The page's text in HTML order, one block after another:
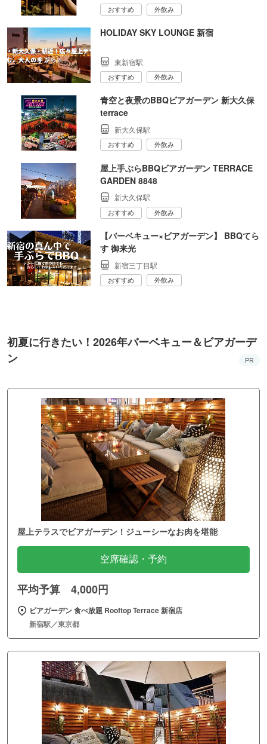
おすすめ 外飲み
HOLIDAY SKY LOUNGE 新宿
東新宿駅
おすすめ 外飲み
青空と夜景のBBQビアガーデン 新大久保
terrace
新大久保駅
おすすめ 外飲み
屋上手ぶらBBQビアガーデン TERRACE
GARDEN 8848
新大久保駅
おすすめ 外飲み
【バーベキュー×ビアガーデン】 BBQてら
す 御来光
新宿三丁目駅
おすすめ 外飲み
初夏に行きたい！2026年バーベキュー＆ビアガーデ
ン
PR
屋上テラスでビアガーデン！ジューシーなお肉を堪能
空席確認・予約
平均予算 4,000円
ビアガーデン 食べ放題 Rooftop Terrace 新宿店
新宿駅／東京都